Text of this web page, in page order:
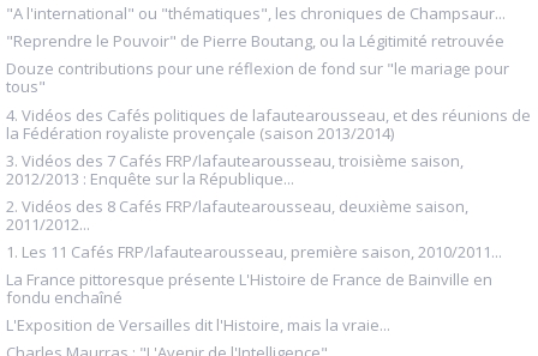
"A l'international" ou "thématiques", les chroniques de Champsaur...
"Reprendre le Pouvoir" de Pierre Boutang, ou la Légitimité retrouvée
Douze contributions pour une réflexion de fond sur "le mariage pour
tous"
4. Vidéos des Cafés politiques de lafautearousseau, et des réunions de
la Fédération royaliste provençale (saison 2013/2014)
3. Vidéos des 7 Cafés FRP/lafautearousseau, troisième saison,
2012/2013 : Enquête sur la République...
2. Vidéos des 8 Cafés FRP/lafautearousseau, deuxième saison,
2011/2012...
1. Les 11 Cafés FRP/lafautearousseau, première saison, 2010/2011...
La France pittoresque présente L'Histoire de France de Bainville en
fondu enchaîné
L'Exposition de Versailles dit l'Histoire, mais la vraie...